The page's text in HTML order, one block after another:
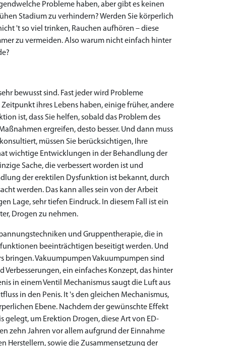
Probleme haben, aber gibt es keinen
Stadium zu verhindern? Werden Sie körperlich
't so viel trinken, Rauchen aufhören – diese
zu vermeiden. Also warum nicht einfach hinter
bewusst sind. Fast jeder wird Probleme
ihres Lebens haben, einige früher, andere
ist, dass Sie helfen, sobald das Problem des
ergreifen, desto besser. Und dann muss
müssen Sie berücksichtigen, Ihre
wichtige Entwicklungen in der Behandlung der
Sache, die verbessert worden ist und
der erektilen Dysfunktion ist bekannt, durch
werden. Das kann alles sein von der Arbeit
Lage, sehr tiefen Eindruck. In diesem Fall ist ein
Drogen zu nehmen.
und Gruppentherapie, die in
beeinträchtigen beseitigt werden. Und
bringen. Vakuumpumpen Vakuumpumpen sind
ein einfaches Konzept, das hinter
in einem Ventil Mechanismus saugt die Luft aus
in den Penis. It 's den gleichen Mechanismus,
Ebene. Nachdem der gewünschte Effekt
gelegt, um Erektion Drogen, diese Art von ED-
zehn Jahren vor allem aufgrund der Einnahme
Herstellern, sowie die Zusammensetzung der